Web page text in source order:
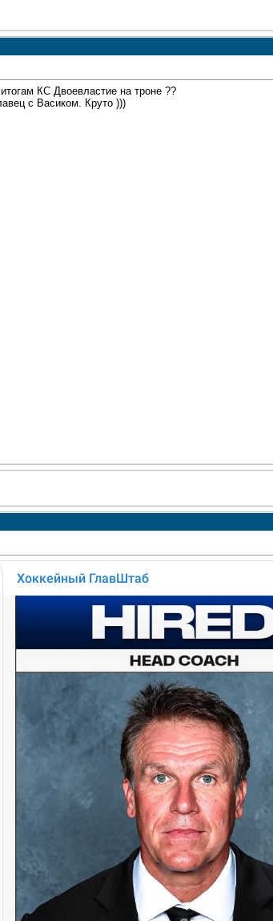
КС Двоевластие на троне ??
с Васиком. Круто )))